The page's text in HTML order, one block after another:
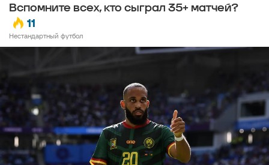
Вспомните всех, кто сыграл 35+ матчей?
11
Нестандартный футбол